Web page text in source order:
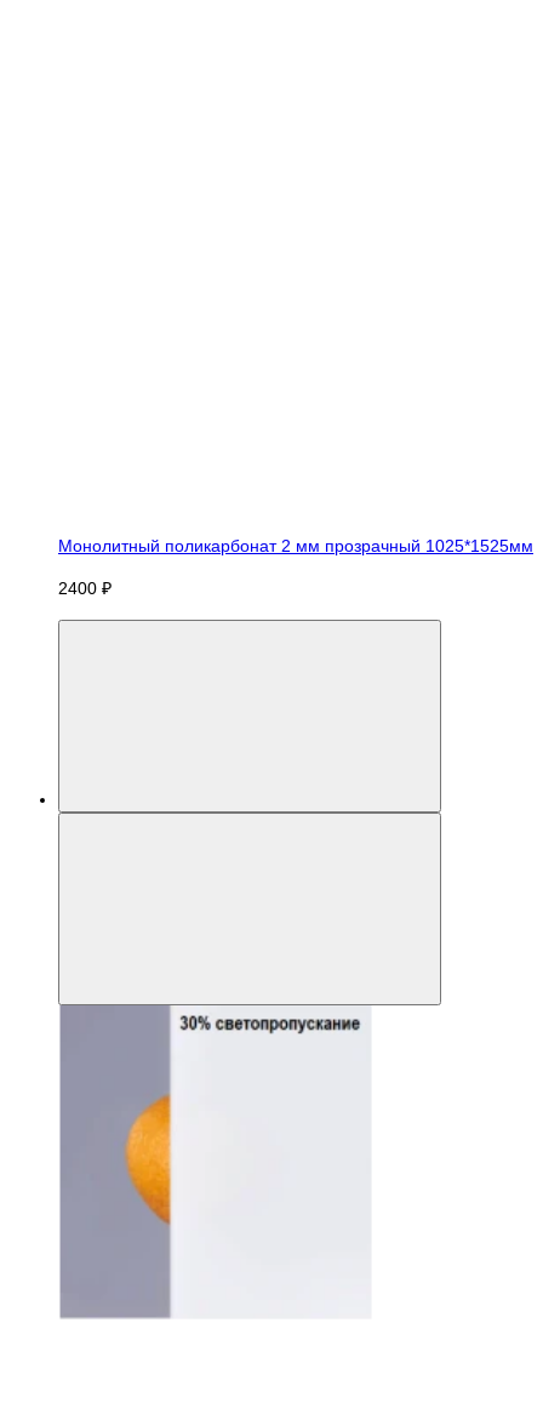
Монолитный поликарбонат 2 мм прозрачный 1025*1525мм
2400 ₽